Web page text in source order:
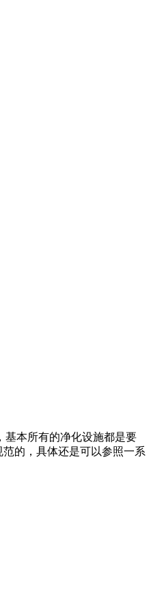
本所有的净化设施都是要
的，具体还是可以参照一系